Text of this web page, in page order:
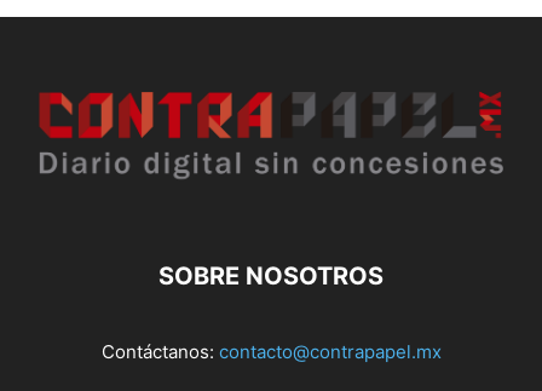
SOBRE NOSOTROS
Contáctanos: contacto@contrapapel.mx